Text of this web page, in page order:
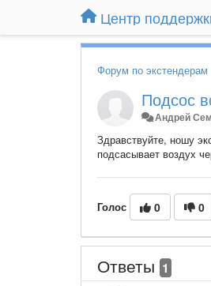
Форум по экстендерам
Подсос
Андрей
Здравствуйте, ношу
подсасывает воздух
Голос 0 0
Ответы 1